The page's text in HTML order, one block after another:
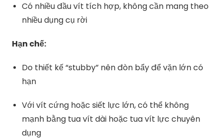
Có nhiều đầu vít tích hợp, không cần mang theo
nhiều dụng cụ rời
Hạn chế:
Do thiết kế “stubby” nên đòn bẩy để vặn lớn có
hạn
Với vít cứng hoặc siết lực lớn, có thể không
mạnh bằng tua vít dài hoặc tua vít lực chuyên
dụng